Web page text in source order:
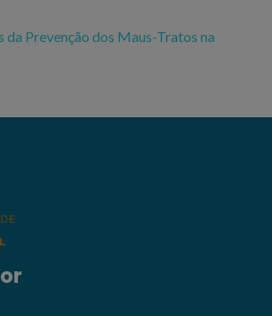
Prevenção dos Maus-Tratos na